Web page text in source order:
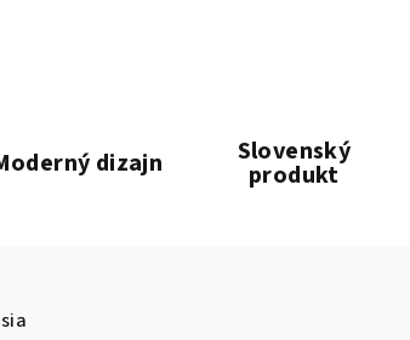
dizajn Slovenský
produkt